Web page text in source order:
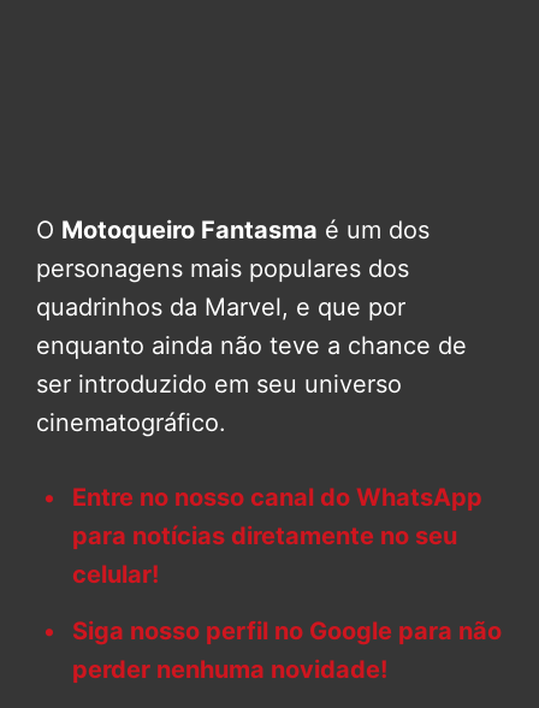
O Motoqueiro Fantasma é um dos
personagens mais populares dos
quadrinhos da Marvel, e que por
enquanto ainda não teve a chance de
ser introduzido em seu universo
cinematográfico.
Entre no nosso canal do WhatsApp
para notícias diretamente no seu
celular!
Siga nosso perfil no Google para não
perder nenhuma novidade!